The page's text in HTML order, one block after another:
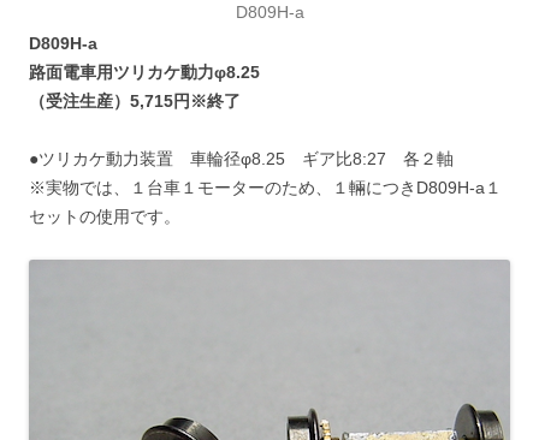
D809H-a
D809H-a
路面電車用ツリカケ動力φ8.25
（受注生産）5,715円※終了
●ツリカケ動力装置 車輪径φ8.25 ギア比8:27 各２軸
※実物では、１台車１モーターのため、１輛につきD809H-a１
セットの使用です。